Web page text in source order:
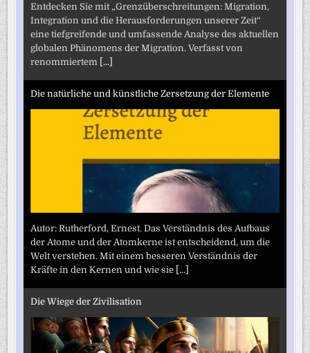
Entdecken Sie mit „Grenzüberschreitungen: Migration,
Integration und die Herausforderungen unserer Zeit“
eine tiefgreifende und umfassende Analyse des aktuellen
globalen Phänomens der Migration. Verfasst von
renommiertem
[...]
Die natürliche und künstliche Zersetzung der Elemente
Autor: Rutherford, Ernest. Das Verständnis des Aufbaus
der Atome und der Atomkerne ist entscheidend, um die
Welt verstehen. Mit einem besseren Verständnis der
Kräfte in den Kernen und wie sie [...]
Die Wiege der Zivilisation